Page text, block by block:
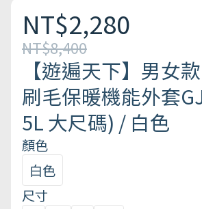
NT$2,280
NT$8,400
【遊遍天下】男女
刷毛保暖機能外套
5L 大尺碼) / 白色
顏色
白色
尺寸